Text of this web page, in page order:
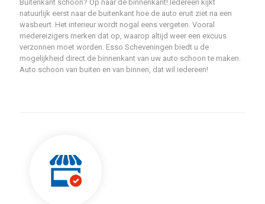
Buitenkant schoon? Op naar de binnenkant! Iedereen kijkt
natuurlijk eerst naar de buitenkant hoe de auto eruit ziet na een
wasbeurt. Het interieur wordt nogal eens vergeten. Vooral
medereizigers merken dat op, waarop altijd weer een excuus
verzonnen moet worden. Esso Scheveningen biedt u de
mogelijkheid direct de binnenkant van uw auto schoon te maken.
Auto schoon van buiten en van binnen, dat wil iedereen!